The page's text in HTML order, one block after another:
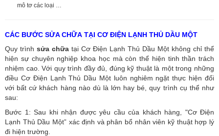
mô tơ các loại …
CÁC BƯỚC SỬA CHỮA TẠI CƠ ĐIỆN LẠNH THỦ DẦU MỘT
Quy trình sửa chữa tại Cơ Điện Lạnh Thủ Dầu Một không chỉ thể
hiện sự chuyên nghiệp khoa học mà còn thể hiện tinh thần trách
nhiệm cao. Với quy trình đầy đủ, đúng kỹ thuật là một trong những
điều Cơ Điện Lạnh Thủ Dầu Một luôn nghiêm ngặt thực hiện đối
với bất cứ khách hàng nào dù là lớn hay bé, quy trình cụ thể như
sau:
Bước 1: Sau khi nhận được yêu cầu của khách hàng, "Cơ Điện
Lạnh Thủ Dầu Một” xác định và phân bổ nhân viên kỹ thuật hợp lý
đi hiện trường.